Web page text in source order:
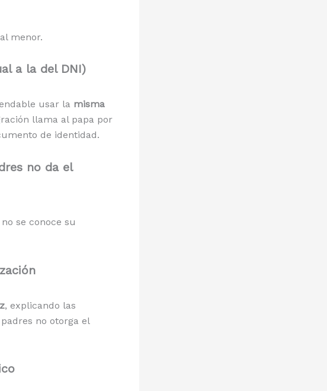
menor.
a la del DNI)
usar la misma
llama al papa por
de identidad.
no da el
se conoce su
, explicando las
no otorga el